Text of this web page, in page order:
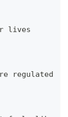
lives
regulated